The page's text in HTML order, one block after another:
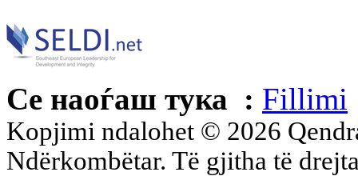
Се наоѓаш тука : Fillimi
Kopjimi ndalohet © 2026
Ndërkombëtar. Të gjitha të